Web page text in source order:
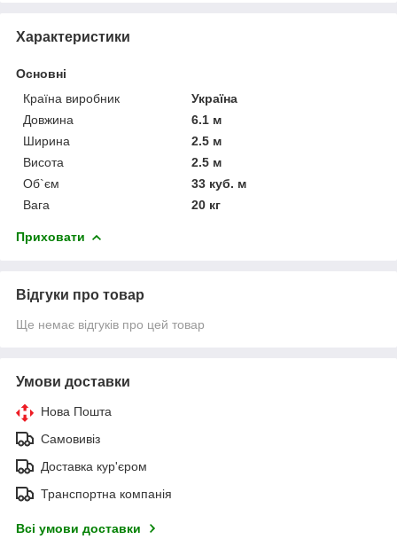
Характеристики
Основні
Країна виробник
Україна
Довжина
6.1 м
Ширина
2.5 м
Висота
2.5 м
Об`єм
33 куб. м
Вага
20 кг
Приховати
Відгуки про товар
Ще немає відгуків про цей товар
Умови доставки
Нова Пошта
Самовивіз
Доставка кур'єром
Транспортна компанія
Всі умови доставки